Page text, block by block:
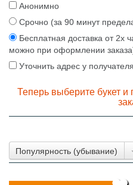
Анонимно
Срочно (за 90 минут
Бесплатная доставка от 2х
можно при оформлении
Уточнить адрес у
Теперь выберите букет
Популярность (убывание)